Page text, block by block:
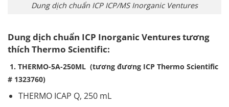
Dung dịch chuẩn ICP ICP/MS Inorganic Ventures
Dung dịch chuẩn ICP Inorganic Ventures tương
thích Thermo Scientific:
1. THERMO-5A-250ML (tương đương ICP Thermo Scientific
# 1323760)
THERMO ICAP Q, 250 mL